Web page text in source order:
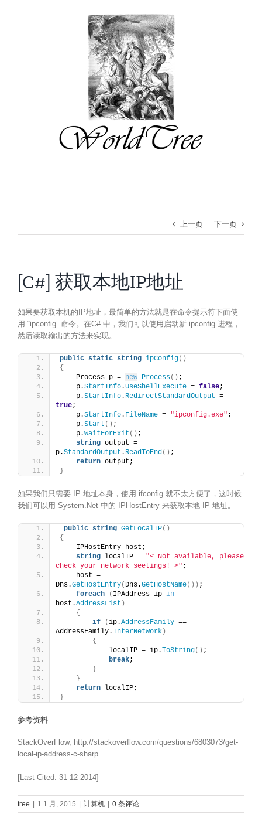
上一页 下一页
[C#] 获取本地IP地址
如果要获取本机的IP地址，最简单的方法就是在命令提示符下面使
用 “ipconfig” 命令。在C# 中，我们可以使用启动新 ipconfig 进程，
然后读取输出的方法来实现。
public static string ipConfig()
{
    Process p =
new Process() ;
    p.
StartInfo.UseShellExecute = false;
    p.
StartInfo. RedirectStandardOutput
true;
    p.
StartInfo. FileName = "ipconfig.exe" ;
    p.
Start () ;
    p.
WaitForExit () ;
string output =
p.StandardOutput . ReadToEnd() ;
return output;
}
如果我们只需要 IP 地址本身，使用 ifconfig 就不太方便了，这时候
我们可以用 System.Net 中的 IPHostEntry 来获取本地 IP 地址。
public string GetLocalIP()
{
    IPHostEntry host;
string localIP = "< Not available, please
check your network seetings! >" ;
    host =
Dns.GetHostEntry( Dns.GetHostName()) ;
foreach
( IPAddress ip in
host.AddressList )
{
if
(ip.AddressFamily ==
AddressFamily. InterNetwork )
{
            localIP = ip.
ToString() ;
break;
}
}
return localIP;
}
参考资料
StackOverFlow, http://stackoverflow.com/questions/6803073/get-
local-ip-address-c-sharp
[Last Cited: 31-12-2014]
tree | 1 1 月, 2015 | 计算机 | 0 条评论